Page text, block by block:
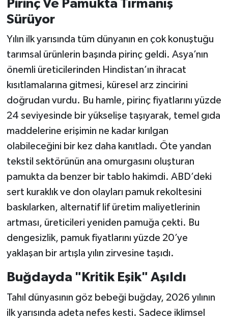
Pirinç Ve Pamukta Tırmanış
Sürüyor
Yılın ilk yarısında tüm dünyanın en çok konuştuğu
tarımsal ürünlerin başında pirinç geldi. Asya’nın
önemli üreticilerinden Hindistan’ın ihracat
kısıtlamalarına gitmesi, küresel arz zincirini
doğrudan vurdu. Bu hamle, pirinç fiyatlarını yüzde
24 seviyesinde bir yükselişe taşıyarak, temel gıda
maddelerine erişimin ne kadar kırılgan
olabileceğini bir kez daha kanıtladı. Öte yandan
tekstil sektörünün ana omurgasını oluşturan
pamukta da benzer bir tablo hakimdi. ABD’deki
sert kuraklık ve don olayları pamuk rekoltesini
baskılarken, alternatif lif üretim maliyetlerinin
artması, üreticileri yeniden pamuğa çekti. Bu
dengesizlik, pamuk fiyatlarını yüzde 20’ye
yaklaşan bir artışla yılın zirvesine taşıdı.
Buğdayda "Kritik Eşik" Aşıldı
Tahıl dünyasının göz bebeği buğday, 2026 yılının
ilk yarısında adeta nefes kesti. Sadece iklimsel